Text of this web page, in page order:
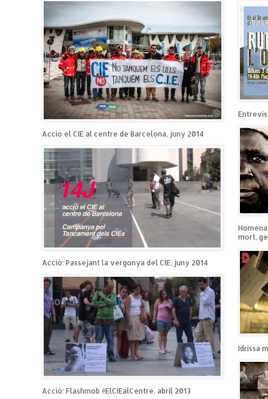
Acció el CIE al centre de Barcelona, juny 2014
Acció: Passejant la vergonya del CIE, juny 2014
Acció: Flashmob #ElCIEalCentre, abril 2013
mort,
Idrissa